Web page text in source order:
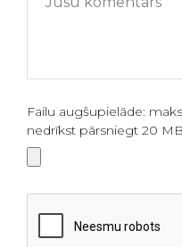
Failu augšupielāde:
nedrīkst pārsniegt 20